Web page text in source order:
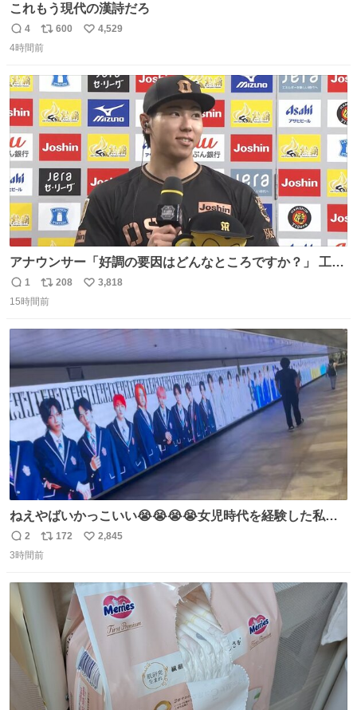
これもう現代の漢詩だろ
返
信
4
リ
ポ
数
600
い
4,529
4時間前
アナウンサー「好調の要因はどんなところですか？」 工藤
「え〜、、、要因、、、」 阪神ファン「ﾌｧﾝﾉｵｶｹﾞｰ!」 工藤
「ファンのおかげですっ！😎」 阪神ファンやっぱりオモロ
返
信
1
リ
ポ
数
208
い
3,818
15時間前
ねえやばいかっこいい😭😭😭😭女児時代を経験した私に
ぶっ刺さりなんだが😭😭😭😭😭
返
信
2
リ
ポ
172
い
数
2,845
3時間前